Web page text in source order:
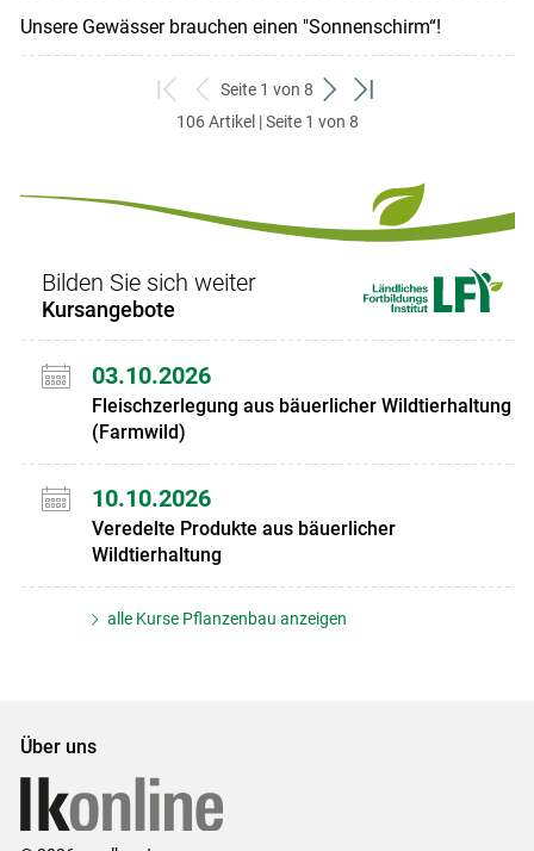
Unsere Gewässer brauchen einen "Sonnenschirm“!
zum
ersten
zurück
zum
Seite 1 von 8
weiter
zum
zum
106 Artikel | Seite 1 von 8
Bilden Sie sich weiter
Kursangebote
03.10.2026
Fleischzerlegung aus bäuerlicher Wildtierhaltung
(Farmwild)
10.10.2026
Veredelte Produkte aus bäuerlicher
Wildtierhaltung
alle Kurse Pflanzenbau anzeigen
Über uns